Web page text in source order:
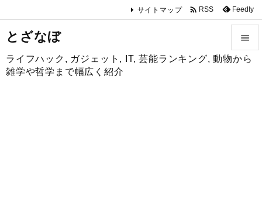
とざなぼ
ライフハック, ガジェット, IT, 芸能ランキング, 動物から
雑学や哲学まで幅広く紹介


サイトマップ  RSS Feedly